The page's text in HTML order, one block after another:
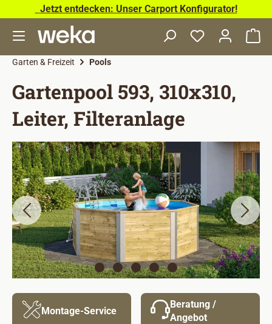
Zum Hauptinhalt springen
Jetzt entdecken: Unser Carport Konfigurator!
Garten & Freizeit Pools
Gartenpool 593, 310x310,
Leiter, Filteranlage
Bildergalerie überspringen
Montage-Service
Beratung /
Angebot